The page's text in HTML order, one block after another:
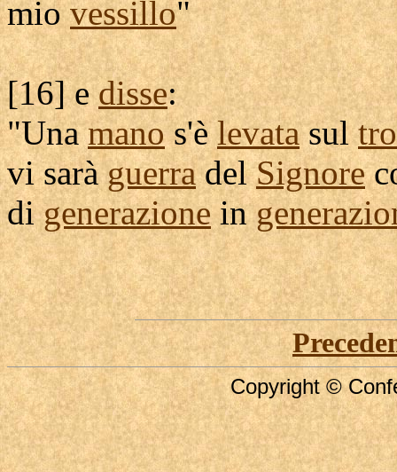
miovessillo"
[16] edisse:
"Unamanos'èlevatasul
vi saràguerradelSignore
digenerazionein
Copyright ©